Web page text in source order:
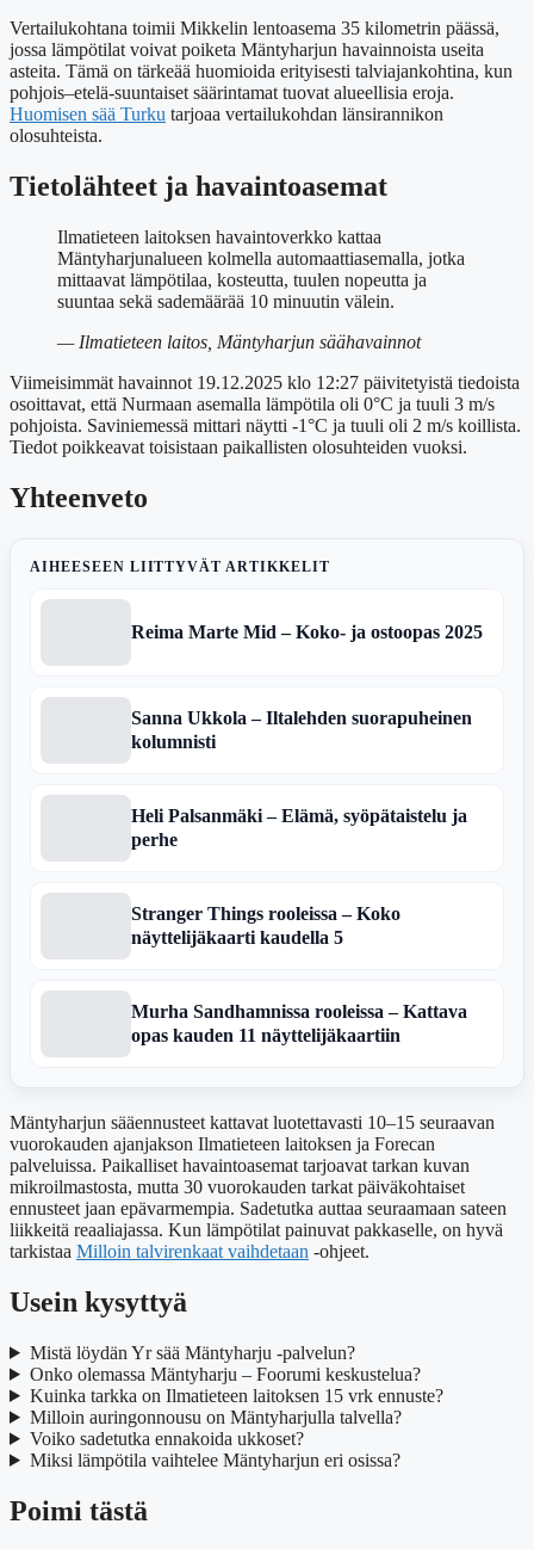
Vertailukohtana toimii Mikkelin lentoasema 35 kilometrin päässä,
jossa lämpötilat voivat poiketa Mäntyharjun havainnoista useita
asteita. Tämä on tärkeää huomioida erityisesti talviajankohtina, kun
pohjois–etelä-suuntaiset säärintamat tuovat alueellisia eroja.
Huomisen sää Turku tarjoaa vertailukohdan länsirannikon
olosuhteista.
Tietolähteet ja havaintoasemat
Ilmatieteen laitoksen havaintoverkko kattaa
Mäntyharjunalueen kolmella automaattiasemalla, jotka
mittaavat lämpötilaa, kosteutta, tuulen nopeutta ja
suuntaa sekä sademäärää 10 minuutin välein.
— Ilmatieteen laitos, Mäntyharjun säähavainnot
Viimeisimmät havainnot 19.12.2025 klo 12:27 päivitetyistä tiedoista
osoittavat, että Nurmaan asemalla lämpötila oli 0°C ja tuuli 3 m/s
pohjoista. Saviniemessä mittari näytti -1°C ja tuuli oli 2 m/s koillista.
Tiedot poikkeavat toisistaan paikallisten olosuhteiden vuoksi.
Yhteenveto
AIHEESEEN LIITTYVÄT ARTIKKELIT
Reima Marte Mid – Koko- ja ostoopas 2025
Sanna Ukkola – Iltalehden suorapuheinen
kolumnisti
Heli Palsanmäki – Elämä, syöpätaistelu ja
perhe
Stranger Things rooleissa – Koko
näyttelijäkaarti kaudella 5
Murha Sandhamnissa rooleissa – Kattava
opas kauden 11 näyttelijäkaartiin
Mäntyharjun sääennusteet kattavat luotettavasti 10–15 seuraavan
vuorokauden ajanjakson Ilmatieteen laitoksen ja Forecan
palveluissa. Paikalliset havaintoasemat tarjoavat tarkan kuvan
mikroilmastosta, mutta 30 vuorokauden tarkat päiväkohtaiset
ennusteet jaan epävarmempia. Sadetutka auttaa seuraamaan sateen
liikkeitä reaaliajassa. Kun lämpötilat painuvat pakkaselle, on hyvä
tarkistaa Milloin talvirenkaat vaihdetaan -ohjeet.
Usein kysyttyä
Mistä löydän Yr sää Mäntyharju -palvelun?
Onko olemassa Mäntyharju – Foorumi keskustelua?
Kuinka tarkka on Ilmatieteen laitoksen 15 vrk ennuste?
Milloin auringonnousu on Mäntyharjulla talvella?
Voiko sadetutka ennakoida ukkoset?
Miksi lämpötila vaihtelee Mäntyharjun eri osissa?
Poimi tästä